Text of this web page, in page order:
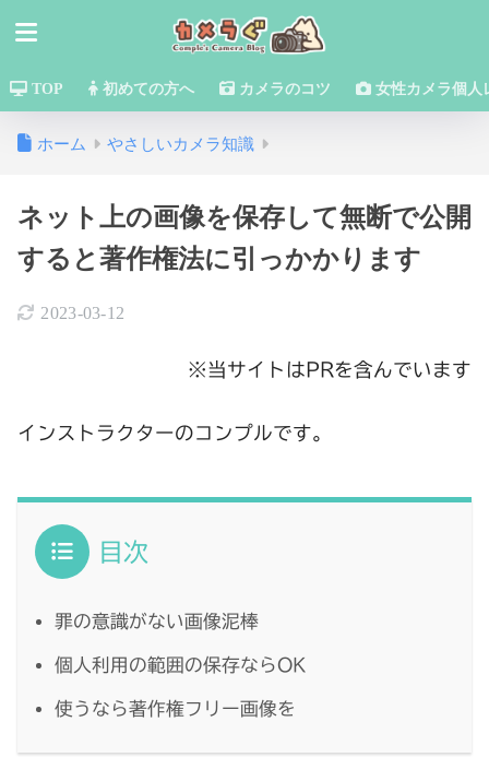
TOP 初めての方へ カメラのコツ 女性カメラ個人
ホーム やさしいカメラ知識
ネット上の画像を保存して無断で公開
すると著作権法に引っかかります
2023-03-12
※当サイトはPRを含んでいます
インストラクターのコンプルです。
目次
罪の意識がない画像泥棒
個人利用の範囲の保存ならOK
使うなら著作権フリー画像を